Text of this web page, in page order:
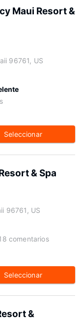
Maui Resort &
96761, US
Seleccionar
& Spa
96761, US
comentarios
Seleccionar
&